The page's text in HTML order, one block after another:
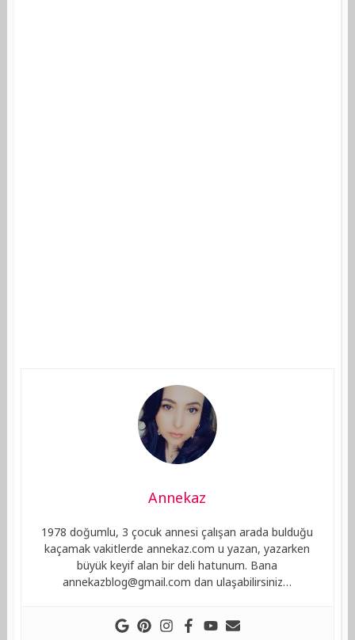
Annekaz
1978 doğumlu, 3 çocuk annesi çalışan arada bulduğu
kaçamak vakitlerde annekaz.com u yazan, yazarken
büyük keyif alan bir deli hatunum. Bana
annekazblog@gmail.com dan ulaşabilirsiniz…